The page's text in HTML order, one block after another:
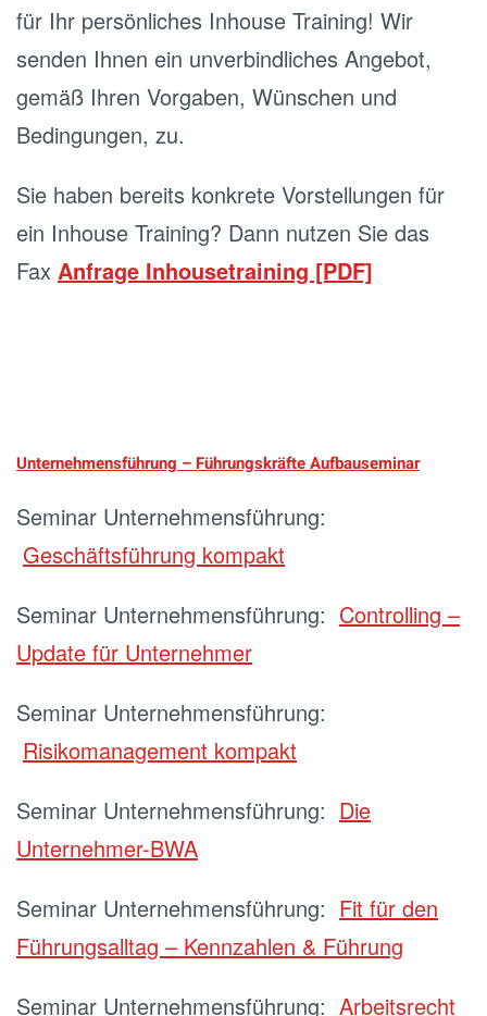
für Ihr persönliches Inhouse Training! Wir
senden Ihnen ein unverbindliches Angebot,
gemäß Ihren Vorgaben, Wünschen und
Bedingungen, zu.
Sie haben bereits konkrete Vorstellungen für
ein Inhouse Training? Dann nutzen Sie das
Fax Anfrage Inhousetraining [PDF]
Unternehmensführung – Führungskräfte Aufbauseminar
Seminar Unternehmensführung:
Geschäftsführung kompakt
Seminar Unternehmensführung: Controlling –
Update für Unternehmer
Seminar Unternehmensführung:
Risikomanagement kompakt
Seminar Unternehmensführung: Die
Unternehmer-BWA
Seminar Unternehmensführung: Fit für den
Führungsalltag – Kennzahlen & Führung
Seminar Unternehmensführung: Arbeitsrecht